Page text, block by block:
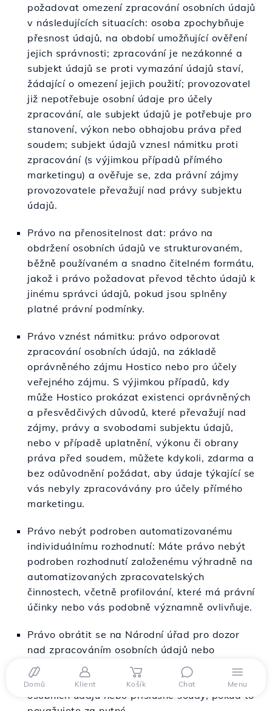
požadovat omezení zpracování osobních údajů
v následujících situacích: osoba zpochybňuje
přesnost údajů, na období umožňující ověření
jejich správnosti; zpracování je nezákonné a
subjekt údajů se proti vymazání údajů staví,
žádající o omezení jejich použití; provozovatel
již nepotřebuje osobní údaje pro účely
zpracování, ale subjekt údajů je potřebuje pro
stanovení, výkon nebo obhajobu práva před
soudem; subjekt údajů vznesl námitku proti
zpracování (s výjimkou případů přímého
marketingu) a ověřuje se, zda právní zájmy
provozovatele převažují nad právy subjektu
údajů.
Právo na přenositelnost dat: právo na
obdržení osobních údajů ve strukturovaném,
běžně používaném a snadno čitelném formátu,
jakož i právo požadovat převod těchto údajů k
jinému správci údajů, pokud jsou splněny
platné právní podmínky.
Právo vznést námitku: právo odporovat
zpracování osobních údajů, na základě
oprávněného zájmu Hostico nebo pro účely
veřejného zájmu. S výjimkou případů, kdy
může Hostico prokázat existenci oprávněných
a přesvědčivých důvodů, které převažují nad
zájmy, právy a svobodami subjektu údajů,
nebo v případě uplatnění, výkonu či obrany
práva před soudem, můžete kdykoli, zdarma a
bez odůvodnění požádat, aby údaje týkající se
vás nebyly zpracovávány pro účely přímého
marketingu.
Právo nebýt podroben automatizovanému
individuálnímu rozhodnutí: Máte právo nebýt
podroben rozhodnutí založenému výhradně na
automatizovaných zpracovatelských
činnostech, včetně profilování, které má právní
účinky nebo vás podobně významně ovlivňuje.
Právo obrátit se na Národní úřad pro dozor
nad zpracováním osobních údajů nebo
příslušné soudy: Máte právo obrátit se na
Národní úřad pro dozor nad zpracováním
osobních údajů nebo příslušné soudy, pokud to
Domů Klient Košík Chat Menu